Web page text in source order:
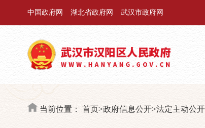
中国政府网 湖北省政府网 武汉市政府网
当前位置： 首页>政府信息公开>法定主动公